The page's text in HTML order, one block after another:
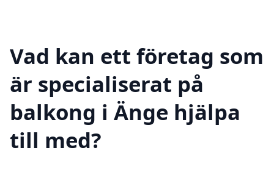
Vad kan ett företag som
är specialiserat på
balkong i Änge hjälpa
till med?